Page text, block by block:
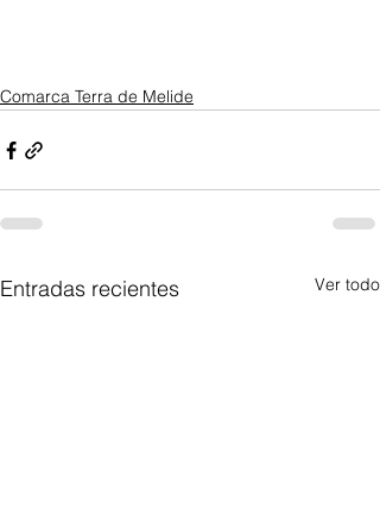
Comarca Terra de Melide
Entradas recientes Ver todo